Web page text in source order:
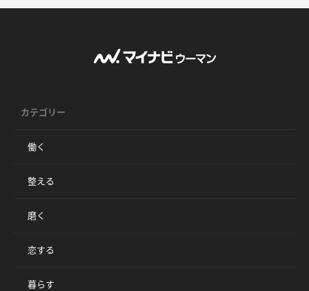
カテゴリー
働く
整える
磨く
恋する
暮らす